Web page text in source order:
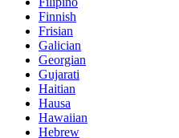
Finnish
Frisian
Galician
Georgian
Gujarati
Haitian
Hausa
Hawaiian
Hebrew